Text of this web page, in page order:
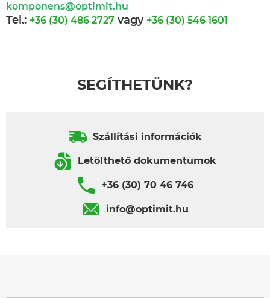
komponens@optimit.hu
Tel.: +36 (30) 486 2727 vagy +36 (30) 546 1601
SEGÍTHETÜNK?
Szállítási információk
Letölthető dokumentumok
+36 (30) 70 46 746
info@optimit.hu